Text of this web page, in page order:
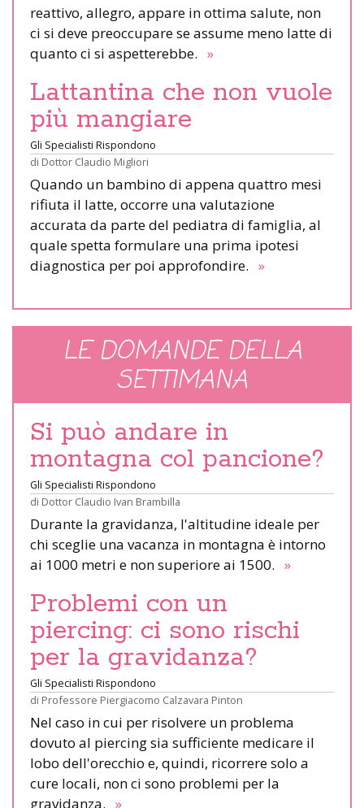
reattivo, allegro, appare in ottima salute, non
ci si deve preoccupare se assume meno latte di
quanto ci si aspetterebbe. »
Lattantina che non vuole
più mangiare
Gli Specialisti Rispondono
di Dottor Claudio Migliori
Quando un bambino di appena quattro mesi
rifiuta il latte, occorre una valutazione
accurata da parte del pediatra di famiglia, al
quale spetta formulare una prima ipotesi
diagnostica per poi approfondire. »
LE DOMANDE DELLA
SETTIMANA
Si può andare in
montagna col pancione?
Gli Specialisti Rispondono
di Dottor Claudio Ivan Brambilla
Durante la gravidanza, l'altitudine ideale per
chi sceglie una vacanza in montagna è intorno
ai 1000 metri e non superiore ai 1500. »
Problemi con un
piercing: ci sono rischi
per la gravidanza?
Gli Specialisti Rispondono
di Professore Piergiacomo Calzavara Pinton
Nel caso in cui per risolvere un problema
dovuto al piercing sia sufficiente medicare il
lobo dell'orecchio e, quindi, ricorrere solo a
cure locali, non ci sono problemi per la
gravidanza. »